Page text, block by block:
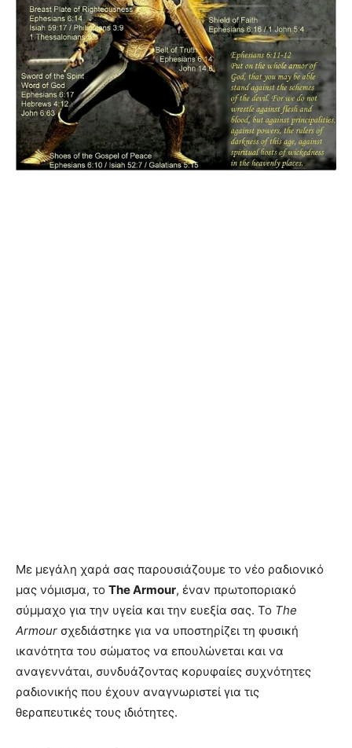
Με μεγάλη χαρά σας παρουσιάζουμε το νέο ραδιονικό
μας νόμισμα, το The Armour, έναν πρωτοποριακό
σύμμαχο για την υγεία και την ευεξία σας. Το The
Armour σχεδιάστηκε για να υποστηρίζει τη φυσική
ικανότητα του σώματος να επουλώνεται και να
αναγεννάται, συνδυάζοντας κορυφαίες συχνότητες
ραδιονικής που έχουν αναγνωριστεί για τις
θεραπευτικές τους ιδιότητες.